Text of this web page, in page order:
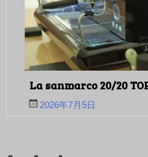
La sanmarco 20/20
2026年7月5日
した。
...続きを読む